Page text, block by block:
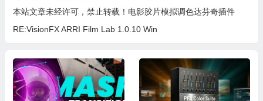
本站文章未经许可，禁止转载！ 电影胶片模拟调色达芬奇插件
RE:VisionFX ARRI Film Lab 1.0.10 Win